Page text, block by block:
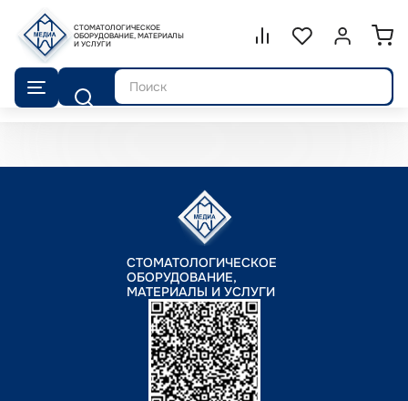
СТОМАТОЛОГИЧЕСКОЕ
ОБОРУДОВАНИЕ, МАТЕРИАЛЫ
И УСЛУГИ
Сравнение.
СписокВойти или
Поиск
СТОМАТОЛОГИЧЕСКОЕ
ОБОРУДОВАНИЕ,
МАТЕРИАЛЫ И УСЛУГИ